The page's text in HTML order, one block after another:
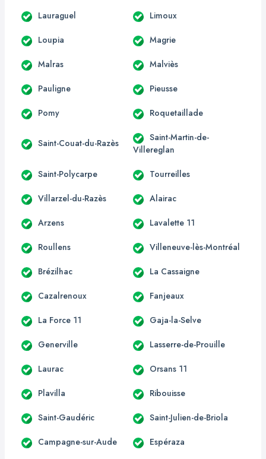
Lauraguel Limoux
Loupia Magrie
Malras Malviès
Pauligne Pieusse
Pomy Roquetaillade
Saint-Couat-du-Razès
Saint-Martin-de-
Villereglan
Saint-Polycarpe Tourreilles
Villarzel-du-Razès Alairac
Arzens Lavalette 11
Roullens Villeneuve-lès-Montréal
Brézilhac La Cassaigne
Cazalrenoux Fanjeaux
La Force 11 Gaja-la-Selve
Generville Lasserre-de-Prouille
Laurac Orsans 11
Plavilla Ribouisse
Saint-Gaudéric Saint-Julien-de-Briola
Campagne-sur-Aude Espéraza